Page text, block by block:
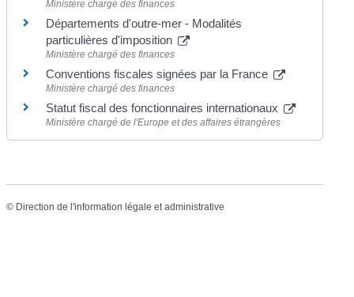
Ministère chargé des finances
Départements d'outre-mer - Modalités
particulières d'imposition
Ministère chargé des finances
Conventions fiscales signées par la France
Ministère chargé des finances
Statut fiscal des fonctionnaires internationaux
Ministère chargé de l'Europe et des affaires étrangères
© Direction de l'information légale et administrative